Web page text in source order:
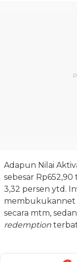
Adapun Nilai
sebesar
3,32 persen ytd.
membukukannet
secara mtm,
redemption